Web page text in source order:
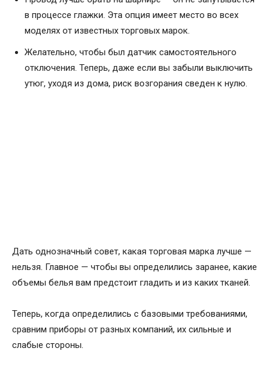
в процессе глажки. Эта опция имеет место во всех
моделях от известных торговых марок.
Желательно, чтобы был датчик самостоятельного
отключения. Теперь, даже если вы забыли выключить
утюг, уходя из дома, риск возгорания сведен к нулю.
Дать однозначный совет, какая торговая марка лучше —
нельзя. Главное — чтобы вы определились заранее, какие
объемы белья вам предстоит гладить и из каких тканей.
Теперь, когда определились с базовыми требованиями,
сравним приборы от разных компаний, их сильные и
слабые стороны.